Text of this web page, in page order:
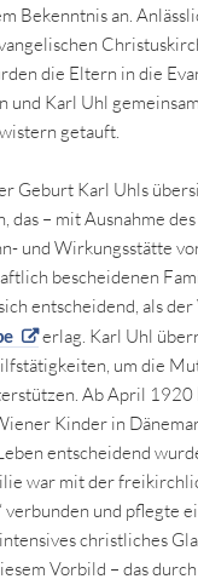
Bekenntnis an.
die Eltern in die
und Karl Uhl
getauft.
Geburt Karl Uhls
das – mit Ausnahme
und Wirkungsstätte
bescheidenen
entscheidend, als
erlag. Karl Uhl
um die
Ab April 1920
Kinder in
entscheidend
war mit der
verbunden und pflegte
christliches
Vorbild – das